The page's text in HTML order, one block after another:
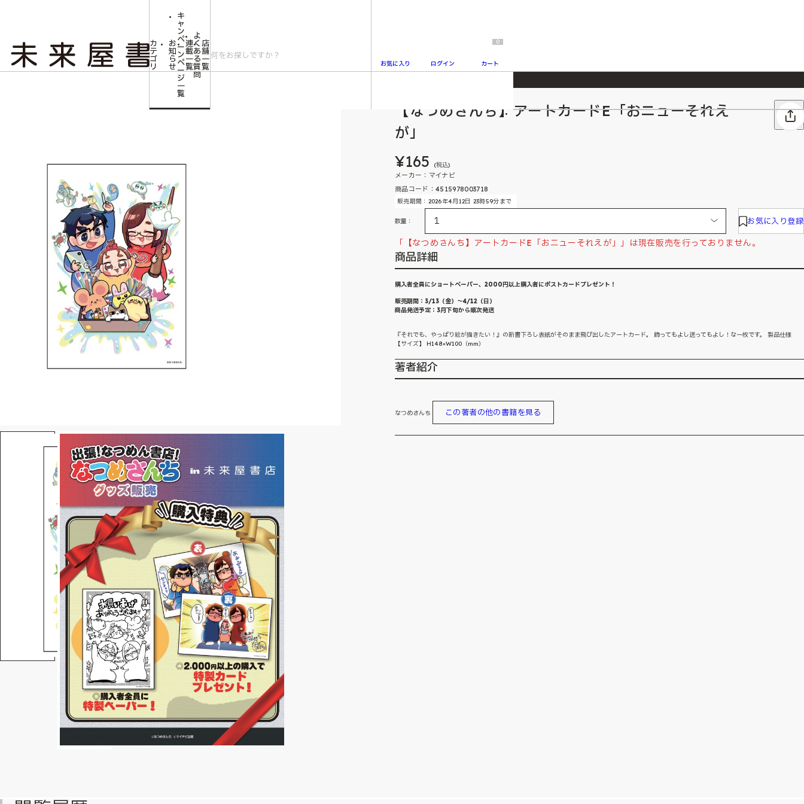
2026/7/23 『ONE PIECE magazine 021 ONE PIECEカード付き同梱版』発売延期のご案内
カ
テ
ゴ
リ
お
知
ら
せ
キ
ャ
ン
ペ
ー
ン
ペ
ー
ジ
一
覧
連
載
一
覧
よ
く
あ
る
質
問
店
舗
一
覧
お気に入り ログイン
0
カート
【なつめさんち】アートカードE「おニューそれえが」
【なつめさんち】アートカードE「おニューそれえ
が」
¥165 (税込)
メーカー：マイナビ
商品コード：4515978003718
販売期間：2026年4月12日 23時59分まで
数量： お気に入り登録
「【なつめさんち】アートカードE「おニューそれえが」」は現在販売を行っておりません。
商品詳細
購入者全員にショートペーパー、2000円以上購入者にポストカードプレゼント！
販売期間：3/13（金）〜4/12（日）
商品発送予定：3月下旬から順次発送
『それでも、やっぱり絵が描きたい！』の新書下ろし表紙がそのまま飛び出したアートカード。 飾ってもよし送ってもよし！な一枚です。 製品仕様
【サイズ】 H148×W100（mm）
著者紹介
なつめさんち この著者の他の書籍を見る